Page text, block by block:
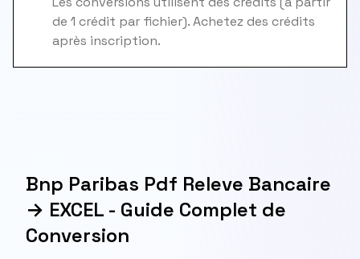
de 1 crédit par fichier). Achetez des crédits
après inscription.
Bnp Paribas Pdf Releve Bancaire
→ EXCEL - Guide Complet de
Conversion